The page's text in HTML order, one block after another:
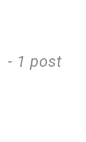
- 1 post